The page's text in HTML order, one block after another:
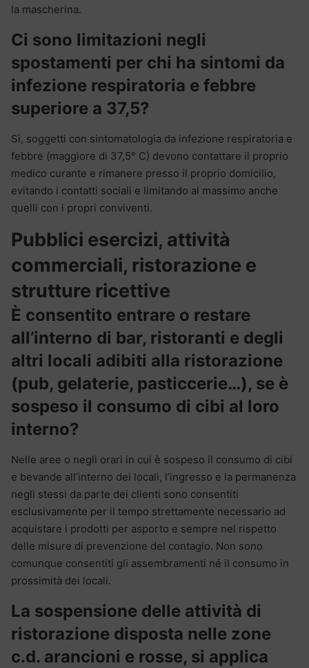
la mascherina.
Ci sono limitazioni negli
spostamenti per chi ha sintomi da
infezione respiratoria e febbre
superiore a 37,5?
Sì, soggetti con sintomatologia da infezione respiratoria e
febbre (maggiore di 37,5° C) devono contattare il proprio
medico curante e rimanere presso il proprio domicilio,
evitando i contatti sociali e limitando al massimo anche
quelli con i propri conviventi.
Pubblici esercizi, attività
commerciali, ristorazione e
strutture ricettive
È consentito entrare o restare
all’interno di bar, ristoranti e degli
altri locali adibiti alla ristorazione
(pub, gelaterie, pasticcerie…), se è
sospeso il consumo di cibi al loro
interno?
Nelle aree o negli orari in cui è sospeso il consumo di cibi
e bevande all’interno dei locali, l’ingresso e la permanenza
negli stessi da parte dei clienti sono consentiti
esclusivamente per il tempo strettamente necessario ad
acquistare i prodotti per asporto e sempre nel rispetto
delle misure di prevenzione del contagio. Non sono
comunque consentiti gli assembramenti né il consumo in
prossimità dei locali.
La sospensione delle attività di
ristorazione disposta nelle zone
c.d. arancioni e rosse, si applica